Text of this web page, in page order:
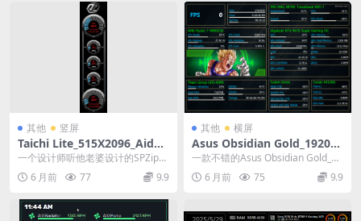
其他 竖屏
Taichi Lite_515X2096_Aida6
4_SPZip模板
一个设计师听他老婆设计的SPZip模
板
6 月前 77 9.9
其他 横屏
Asus Obsidian Gold_1920X
1280_Aida64_SPZip模板
一款不错的Asus Obsidian Gold_19
20X1280_Aida64...
6 月前 75 9.9